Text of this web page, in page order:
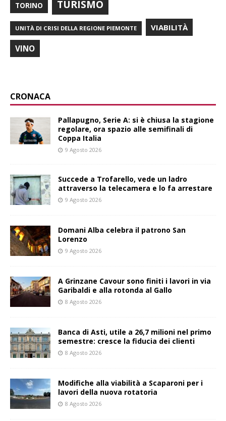
TORINO TURISMO
UNITÀ DI CRISI DELLA REGIONE PIEMONTE VIABILITÀ
VINO
CRONACA
Pallapugno, Serie A: si è chiusa la stagione
regolare, ora spazio alle semifinali di
Coppa Italia
9 Agosto 2026
Succede a Trofarello, vede un ladro
attraverso la telecamera e lo fa arrestare
9 Agosto 2026
Domani Alba celebra il patrono San
Lorenzo
9 Agosto 2026
A Grinzane Cavour sono finiti i lavori in via
Garibaldi e alla rotonda al Gallo
8 Agosto 2026
Banca di Asti, utile a 26,7 milioni nel primo
semestre: cresce la fiducia dei clienti
8 Agosto 2026
Modifiche alla viabilità a Scaparoni per i
lavori della nuova rotatoria
8 Agosto 2026